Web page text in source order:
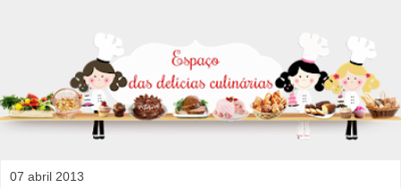
07 abril 2013